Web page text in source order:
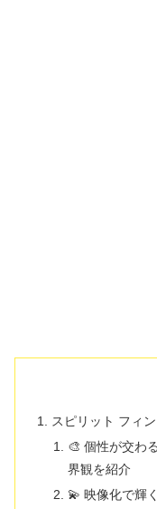
スピリット フィ
🎨 個性が交わ
界観を紹介
💫 映像化で輝